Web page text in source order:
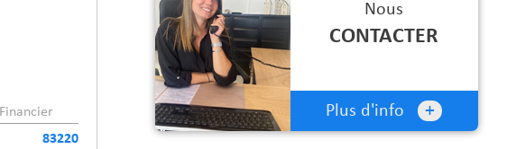
Financier
83220
Nous
CONTACTER
Plus d'info +